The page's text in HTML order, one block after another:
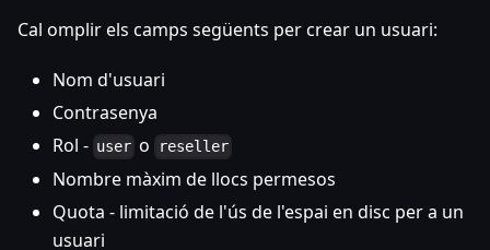
Cal omplir els camps següents per crear un usuari:
Nom d'usuari
Contrasenya
Rol - user o reseller
Nombre màxim de llocs permesos
Quota - limitació de l'ús de l'espai en disc per a un
usuari